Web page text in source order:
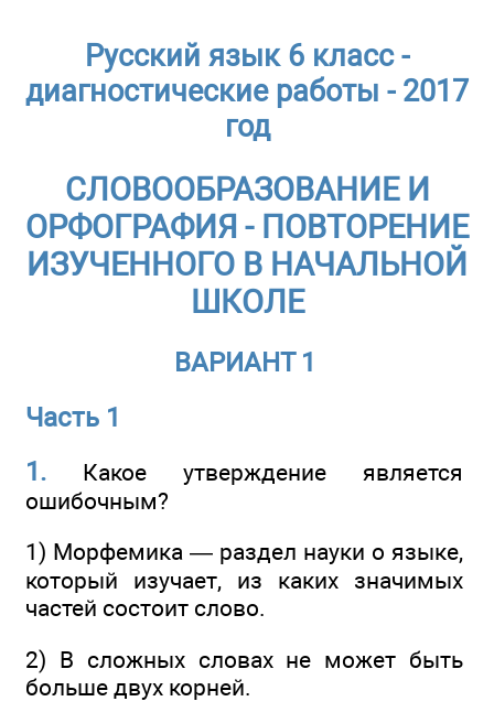
Русский язык 6 класс -
диагностические работы - 2017
год
СЛОВООБРАЗОВАНИЕ И
ОРФОГРАФИЯ - ПОВТОРЕНИЕ
ИЗУЧЕННОГО В НАЧАЛЬНОЙ
ШКОЛЕ
ВАРИАНТ 1
Часть 1
1. Какое утверждение является
ошибочным?
1) Морфемика — раздел науки о языке,
который изучает, из каких значимых
частей состоит слово.
2) В сложных словах не может быть
больше двух корней.